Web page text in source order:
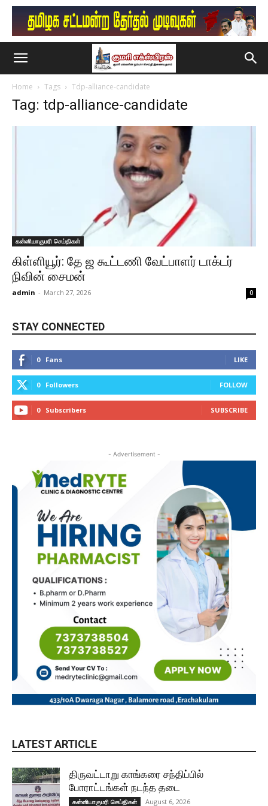
Home Tags Tdp-alliance-candidate
Tag: tdp-alliance-candidate
கன்னியாகுமரி செய்திகள்
கிள்ளியூர்: தே ஜ கூட்டணி வேட்பாளர் டாக்டர்
நிவின் சைமன்
admin - March 27, 2026 0
STAY CONNECTED
0 Fans LIKE
0 Followers FOLLOW
0 Subscribers SUBSCRIBE
- Advertisement -
LATEST ARTICLE
திருவட்டாறு காங்கரை சந்திப்பில்
போராட்டங்கள் நடந்த தடை
கன்னியாகுமரி செய்திகள் August 6, 2026